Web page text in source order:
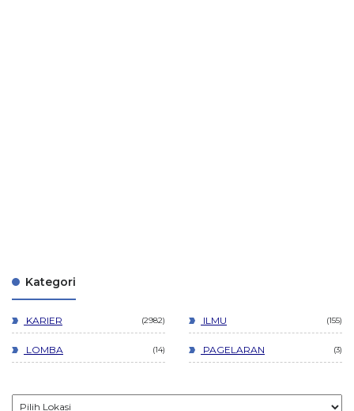
Kategori
KARIER 2982 ILMU 155
LOMBA 14 PAGELARAN 3